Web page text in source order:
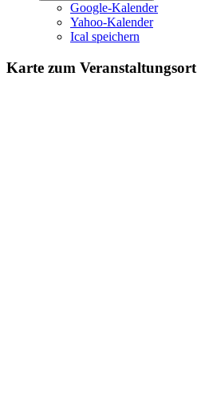
Google-Kalender
Yahoo-Kalender
Ical speichern
Karte zum Veranstaltungsort